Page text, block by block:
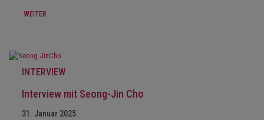
WEITER
INTERVIEW
Interview mit Seong-Jin Cho
31. Januar 2025